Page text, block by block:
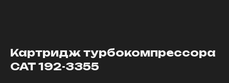
Картридж турбокомпрессора
CAT 192-3355